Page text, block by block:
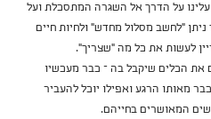
על הדרך אל השגרה המתסכלת ועל
"לחשב מסלול מחדש" ולחיות חיים
לעשות את כל מה "שצריך".
את הכלים שיקבל בה – כבר מעכשיו
מאותו הרגע ואפילו יוכל להעביר
המאושרים בחייהם.